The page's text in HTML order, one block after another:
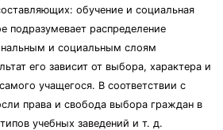
обучение и социальная
подразумевает распределение
и социальным слоям
его зависит от выбора, характера и
учащегося. В соответствии с
права и свобода выбора граждан в
учебных заведений и т. д.